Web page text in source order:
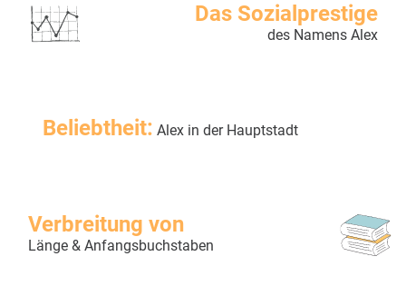
Das Sozialprestige
des Namens Alex
Beliebtheit: Alex in der Hauptstadt
Verbreitung von
Länge & Anfangsbuchstaben